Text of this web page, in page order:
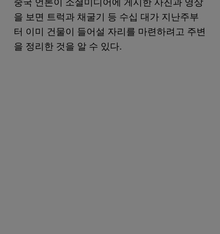
을 보면 트럭과 채굴기 등 수십 대가 지난주부
터 이미 건물이 들어설 자리를 마련하려고 주변
을 정리한 것을 알 수 있다.